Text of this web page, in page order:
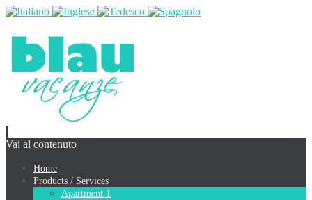
Vai al contenuto
Home
Products / Services
Apartment 1